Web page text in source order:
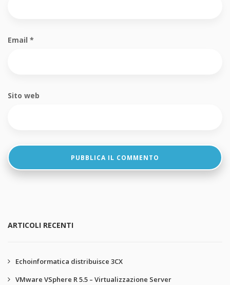
Email *
Sito web
ARTICOLI RECENTI
Echoinformatica distribuisce 3CX
VMware VSphere R 5.5 – Virtualizzazione Server